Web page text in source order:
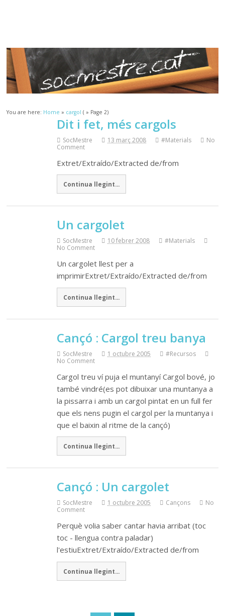
You are here: Home » cargol ( » Page 2)
Dit i fet, més cargols
SocMestre 13 març 2008 #Materials
No
Comment
Extret/Extraído/Extracted de/from
Continua llegint...
Un cargolet
SocMestre 10 febrer 2008
#Materials
No Comment
Un cargolet llest per a
imprimirExtret/Extraído/Extracted de/from
Continua llegint...
Cançó : Cargol treu banya
SocMestre 1 octubre 2005
#Recursos
No Comment
Cargol treu ví puja el muntanyí Cargol bové, jo
també vindré(es pot dibuixar una muntanya a
la pissarra i amb un cargol pintat en un full fer
que els nens pugin el cargol per la muntanya i
que el baixin al ritme de la cançó)
Continua llegint...
Cançó : Un cargolet
SocMestre 1 octubre 2005 Cançons
No
Comment
Perquè volia saber cantar havia arribat (toc
toc - llengua contra paladar)
l'estiuExtret/Extraído/Extracted de/from
Continua llegint...